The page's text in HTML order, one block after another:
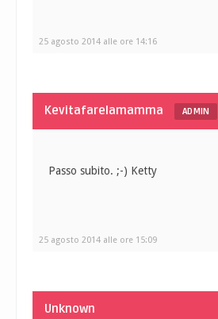
25 agosto 2014 alle ore 14:16
Kevitafarelamamma ADMIN
25 agosto 2014 alle ore 15:09
Passo subito. ;-) Ketty
Unknown